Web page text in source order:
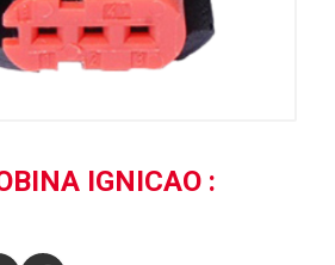
IGNICAO :